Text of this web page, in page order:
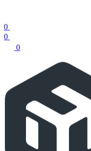
0
0
0